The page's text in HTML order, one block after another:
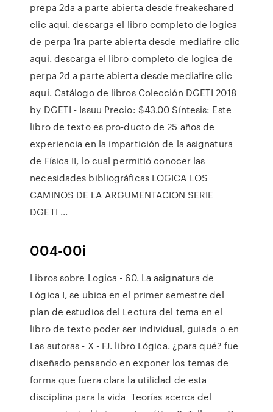
prepa 2da a parte abierta desde freakeshared
clic aqui. descarga el libro completo de logica
de perpa 1ra parte abierta desde mediafire clic
aqui. descarga el libro completo de logica de
perpa 2d a parte abierta desde mediafire clic
aqui. Catálogo de libros Colección DGETI 2018
by DGETI - Issuu Precio: $43.00 Síntesis: Este
libro de texto es pro-ducto de 25 años de
experiencia en la impartición de la asignatura
de Física II, lo cual permitió conocer las
necesidades bibliográficas LOGICA LOS
CAMINOS DE LA ARGUMENTACION SERIE
DGETI ...
004-00i
Libros sobre Logica - 60. La asignatura de
Lógica I, se ubica en el primer semestre del
plan de estudios del Lectura del tema en el
libro de texto poder ser individual, guiada o en
Las autoras • X • FJ. libro Lógica. ¿para qué? fue
diseñado pensando en exponer los temas de
forma que fuera clara la utilidad de esta
disciplina para la vida Teorías acerca del